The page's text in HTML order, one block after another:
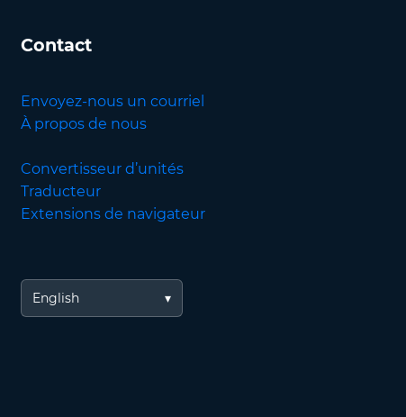
Contact
Envoyez-nous un courriel
À propos de nous
Convertisseur d’unités
Traducteur
Extensions de navigateur
English